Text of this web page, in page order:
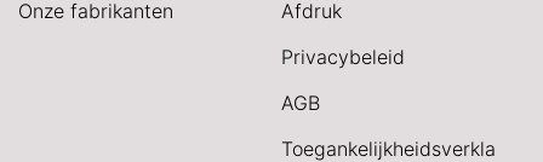
Onze fabrikanten
Afdruk
Privacybeleid
AGB
Toegankelijkheidsverkla